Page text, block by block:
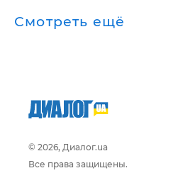
Смотреть ещё
© 2026, Диалог.ua
Все права защищены.